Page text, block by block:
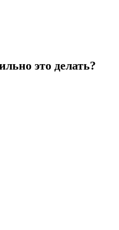
это делать?